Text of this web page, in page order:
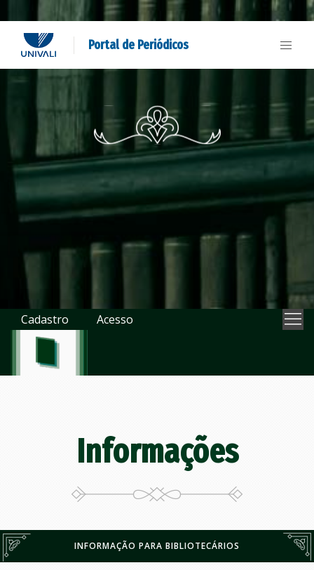
Portal de Periódicos
Cadastro Acesso
Informações
INFORMAÇÃO PARA BIBLIOTECÁRIOS